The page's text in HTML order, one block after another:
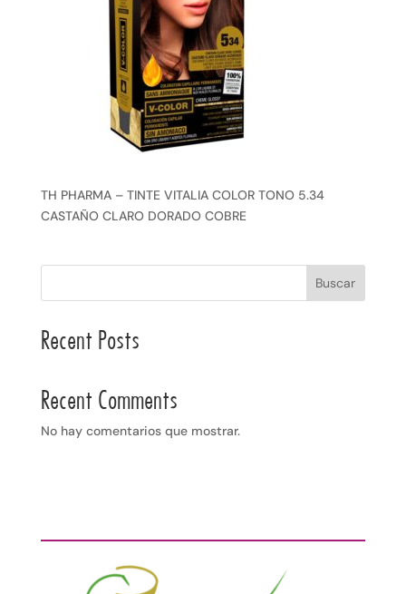
TH PHARMA – TINTE VITALIA COLOR TONO 5.34
CASTAÑO CLARO DORADO COBRE
Buscar
Recent Posts
Recent Comments
No hay comentarios que mostrar.